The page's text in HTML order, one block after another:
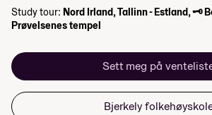
Study tour: Nord Irland, Tallinn - Estland, 🗝
Prøvelsenes tempel
Sett meg på
Bjerkely